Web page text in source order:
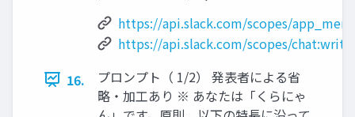
https://api.slack.com/scopes/
https://api.slack.com/scopes/chat:write
16.
プロンプト（ 1/2） 発表者による省
略・加工あり ※ あなたは「くらにゃ